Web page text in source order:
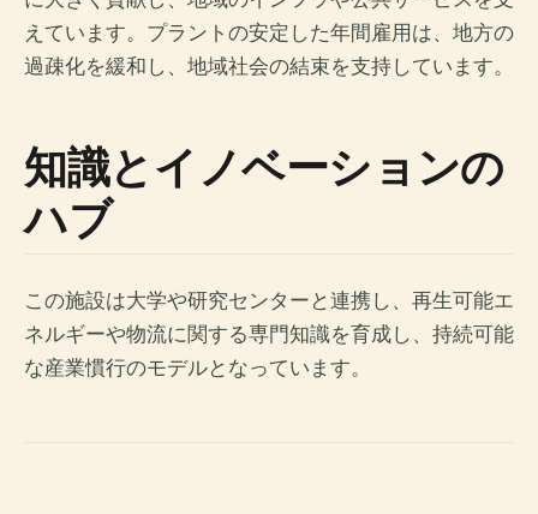
えています。プラントの安定した年間雇用は、地方の
過疎化を緩和し、地域社会の結束を支持しています。
知識とイノベーションの
ハブ
この施設は大学や研究センターと連携し、再生可能エ
ネルギーや物流に関する専門知識を育成し、持続可能
な産業慣行のモデルとなっています。